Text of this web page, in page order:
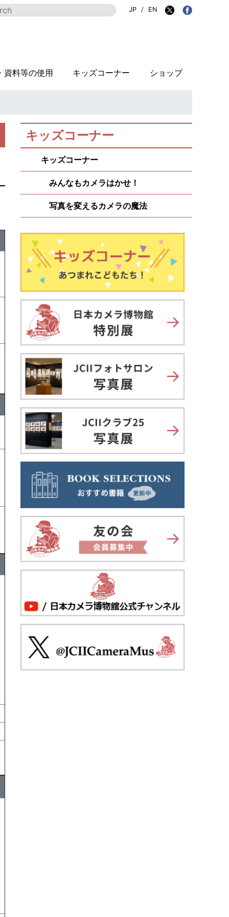
資料等の使用 キッズコーナー ショップ
JP / EN
キッズコーナー
キッズコーナー
みんなもカメラはかせ！
写真を変えるカメラの魔法